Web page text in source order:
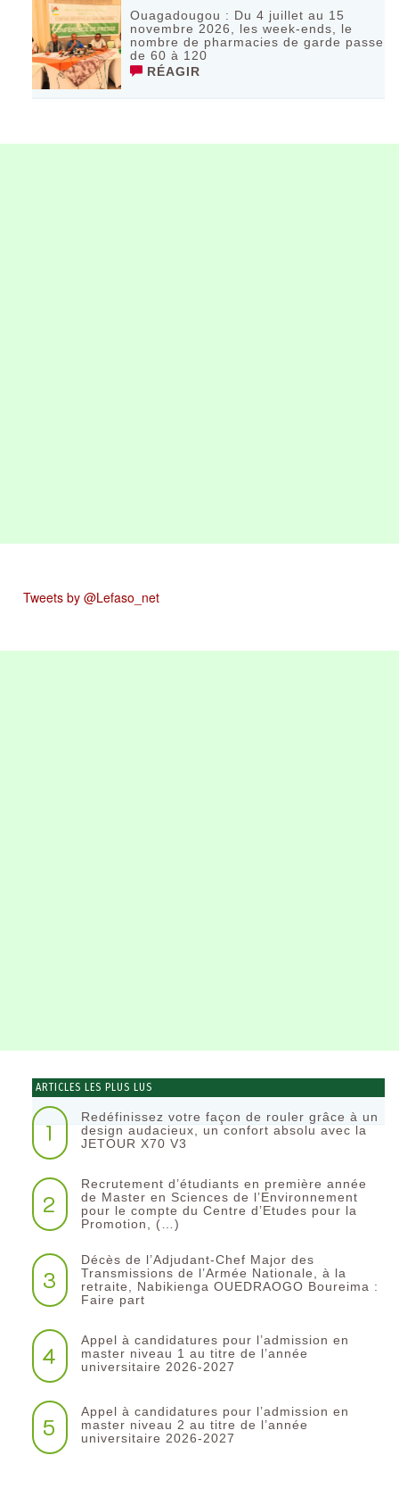
Ouagadougou : Du 4 juillet au 15
novembre 2026, les week-ends, le
nombre de pharmacies de garde passe
de 60 à 120
RÉAGIR
Tweets by @Lefaso_net
ARTICLES LES PLUS LUS
1
Redéfinissez votre façon de rouler grâce à un
design audacieux, un confort absolu avec la
JETOUR X70 V3
2
Recrutement d’étudiants en première année
de Master en Sciences de l’Environnement
pour le compte du Centre d’Etudes pour la
Promotion, (…)
3
Décès de l’Adjudant-Chef Major des
Transmissions de l’Armée Nationale, à la
retraite, Nabikienga OUEDRAOGO Boureima :
Faire part
4
Appel à candidatures pour l’admission en
master niveau 1 au titre de l’année
universitaire 2026-2027
5
Appel à candidatures pour l’admission en
master niveau 2 au titre de l’année
universitaire 2026-2027